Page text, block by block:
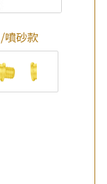
噴砂款